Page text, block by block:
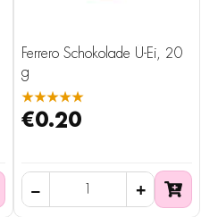
Ferrero Schokolade Ü-Ei, 20
g
★★★★★
€0.20